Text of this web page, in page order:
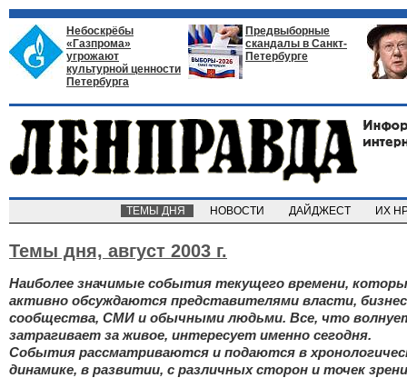
Небоскрёбы
«Газпрома»
угрожают
культурной ценности
Петербурга
Предвыборные
скандалы в Санкт-
Петербурге
ТЕМЫ ДНЯ НОВОСТИ ДАЙДЖЕСТ ИХ
Темы дня, август 2003 г.
Наиболее значимые события текущего времени,
активно обсуждаются представителями власти,
сообщества, СМИ и обычными людьми. Все, что
затрагивает за живое, интересует именно сегодня.
События рассматриваются и подаются в
динамике, в развитии, с различных сторон и точек